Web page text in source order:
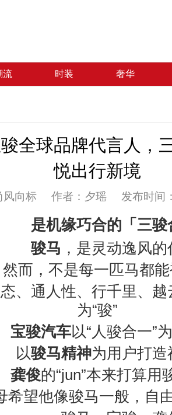
流 时装 奢华
全球品牌代言人，
悦出行新境
风向标 作者：夕瑶 发布时间
是机缘巧合的「三骏
骏马 ，是灵动逸风
，不是每一匹马都能
通人性、行千里、越
为“骏”
宝骏汽车以“人骏合一”
骏马精神为用户打
龚俊的“jun”本来打算用
望他像骏马一般，自